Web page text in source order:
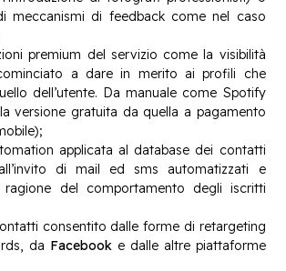
meccanismi di feedback come nel caso
premium del servizio come la visibilità
a dare in merito ai profili che
dell’utente. Da manuale come Spotify
versione gratuita da quella a pagamento
applicata al database dei contatti
di mail ed sms automatizzati e
ragione del comportamento degli iscritti
consentito dalle forme di retargeting
da Facebook e dalle altre piattaforme